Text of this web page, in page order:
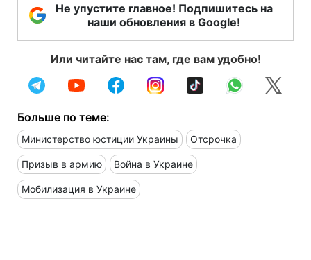
Не упустите главное! Подпишитесь на
наши обновления в Google!
Или читайте нас там, где вам удобно!
Больше по теме:
Министерство юстиции Украины Отсрочка
Призыв в армию Война в Украине
Мобилизация в Украине